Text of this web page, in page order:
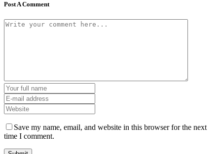
Post A Comment
Save my name, email, and website in this browser for the next
time I comment.